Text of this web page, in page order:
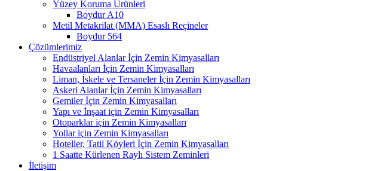
Yüzey Koruma Ürünleri
Boydur A10
Metil Metakrilat (MMA) Esaslı Reçineler
Boydur 564
Çözümlerimiz
Endüstriyel Alanlar İçin Zemin Kimyasalları
Havaalanları İçin Zemin Kimyasalları
Liman, İskele ve Tersaneler İçin Zemin Kimyasalları
Askeri Alanlar İçin Zemin Kimyasalları
Gemiler İçin Zemin Kimyasalları
Yapı ve İnşaat için Zemin Kimyasalları
Otoparklar için Zemin Kimyasalları
Yollar için Zemin Kimyasalları
Hoteller, Tatil Köyleri İçin Zemin Kimyasalları
1 Saatte Kürlenen Raylı Sistem Zeminleri
İletişim